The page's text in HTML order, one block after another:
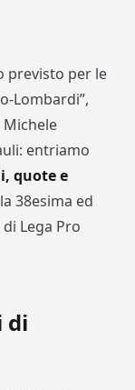
previsto per le
Lombardi”,
Michele
entriamo
quote e
38esima ed
Lega Pro
di